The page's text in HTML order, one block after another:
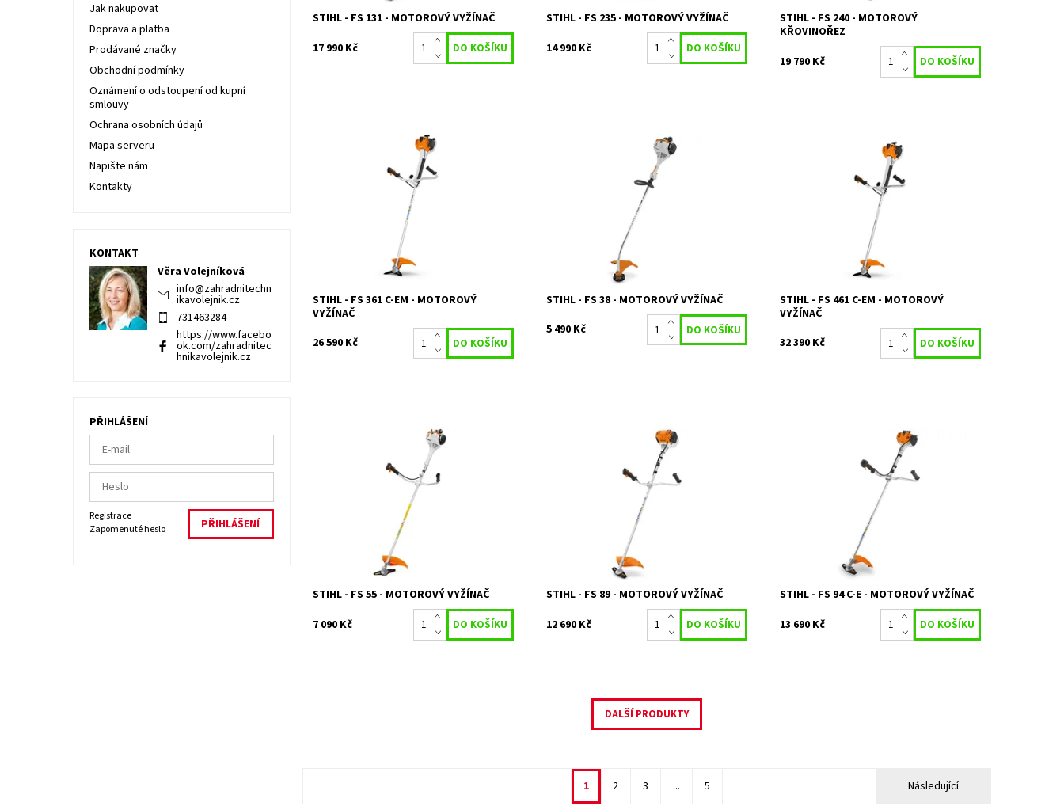
STIHL - FS 131 - MOTOROVÝ VYŽÍNAČ
17 990 Kč
STIHL - FS 235 - MOTOROVÝ VYŽÍNAČ
14 990 Kč
STIHL - FS 240 - MOTOROVÝ
KŘOVINOŘEZ
19 790 Kč
Benzínový křovinořez FS 361 C-EM:
Výkonný a komfortní pro náročné sekací
práce POUZE PRO OSOBNÍ ODBĚR NA
Objednáno
80/381
STIHL
2 roky
STIHL - FS 361 C-EM - MOTOROVÝ
VYŽÍNAČ
26 590 Kč
Malý vyžínač s nastavitelnou kruhovou
rukojetí. Velmi dobrý k vyžínání trávníků a
pro dokončovací práce okolo stromů,
cest a schodišť na soukromých...
Skladem 1 ks
23193
STIHL
2 roky
STIHL - FS 38 - MOTOROVÝ VYŽÍNAČ
5 490 Kč
Benzínový křovinořez FS 461 C-EM:
Mimořádně výkonný a pohodlný pro práci
v náročném terénu POUZE PRO OSOBNÍ
ODBĚR NA PRODEJNĚ
Skladem 1 ks
27229
STIHL
2 roky
STIHL - FS 461 C-EM - MOTOROVÝ
VYŽÍNAČ
32 390 Kč
Mnohostranný vyžínač s řídítkovou
rukojetí k ergonomickému vyžínání
menších a středních ploch. Vhodný k
vyžínání trávníků a pro dokončovací
Skladem 2 ks
23196
STIHL
2 roky
STIHL - FS 55 - MOTOROVÝ VYŽÍNAČ
7 090 Kč
Pro údržbu ploch střední výměry. Flexibilní
hnací hřídel, snadný start, řídítková
rukojeť, multifunkční rukojeť s tlačítkem
Stop, motor 4-MIX® ,...
Na objednávku
23199
STIHL
2 roky
STIHL - FS 89 - MOTOROVÝ VYŽÍNAČ
12 690 Kč
Lehký moderní vyžínač s pevným hřídelem
a motorem 2-MIX umožňuje práci s
částečným zatížením motoru ECOSPEED.
Použití této funkce je vhodné při...
Na objednávku
23205
STIHL
2 roky
STIHL - FS 94 C-E - MOTOROVÝ VYŽÍNAČ
13 690 Kč
DALŠÍ PRODUKTY
Následující
1 2 3 ... 5
Jak nakupovat
Doprava a platba
Prodávané značky
Obchodní podmínky
Oznámení o odstoupení od kupní
smlouvy
Ochrana osobních údajů
Mapa serveru
Napište nám
Kontakty
KONTAKT
Věra Volejníková
info@zahradnitechn
ikavolejnik.cz
731463284
https://www.facebo
ok.com/zahradnitec
hnikavolejnik.cz
PŘIHLÁŠENÍ
Registrace
Zapomenuté heslo